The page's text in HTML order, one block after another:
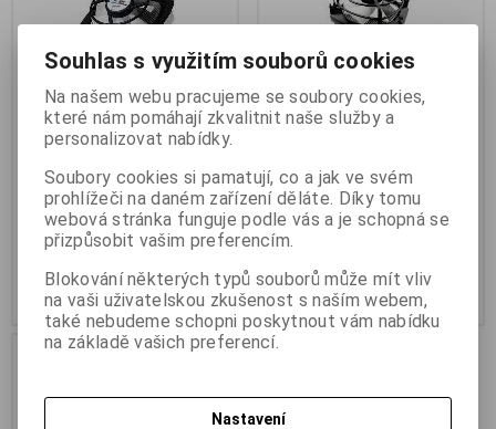
ARCTIC Alpine 64 GT Rev.2
Termín dodání (dny):1
170 Kč
Koupit
version)
Termín dodání (dny):1
178 Kč
Koupit
Souhlas s využitím souborů cookies
Na našem webu pracujeme se soubory cookies,
které nám pomáhají zkvalitnit naše služby a
personalizovat nabídky.
Soubory cookies si pamatují, co a jak ve svém
prohlížeči na daném zařízení děláte. Díky tomu
webová stránka funguje podle vás a je schopná se
přizpůsobit vašim preferencím.
Blokování některých typů souborů může mít vliv
na vaši uživatelskou zkušenost s naším webem,
také nebudeme schopni poskytnout vám nabídku
na základě vašich preferencí.
Nastavení